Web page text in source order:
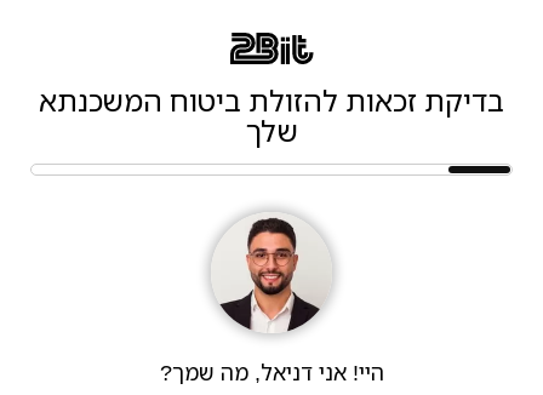
בדיקת זכאות להזולת ביטוח המשכנתא
שלך
היי! אני דניאל, מה שמך?